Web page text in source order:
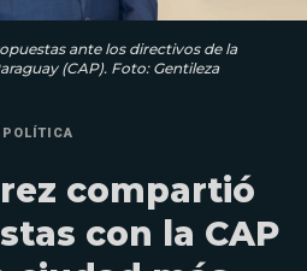
ante los directivos de la
(CAP). Foto: Gentileza
POLÍTICA
compartió
con la CAP